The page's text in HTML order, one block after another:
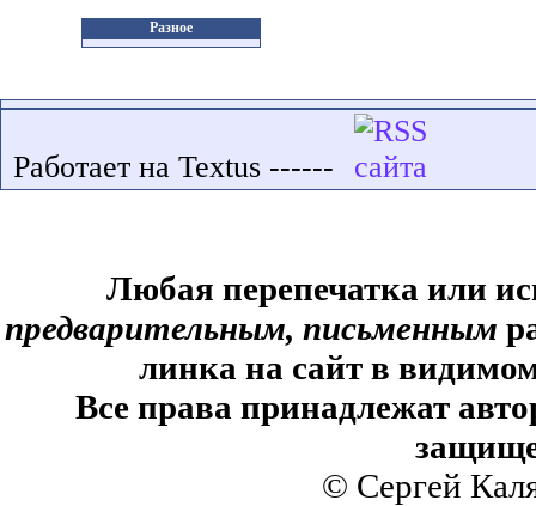
Разное
Работает на Textus ------
Любая перепечатка или
предварительным, письменным
линка на сайт в
Все права принадлежат
© Сергей